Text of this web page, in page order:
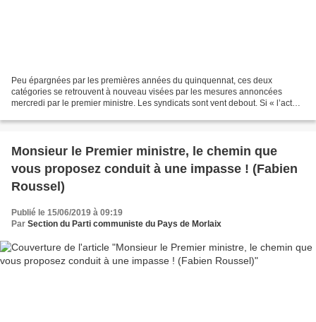
Peu épargnées par les premières années du quinquennat, ces deux
catégories se retrouvent à nouveau visées par les mesures annoncées
mercredi par le premier ministre. Les syndicats sont vent debout. Si « l’acte II
Monsieur le Premier ministre, le chemin que
vous proposez conduit à une impasse ! (Fabien
Roussel)
Publié le 15/06/2019 à 09:19
Par Section du Parti communiste du Pays de Morlaix